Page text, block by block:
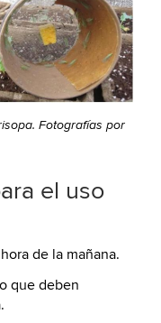
Fotografías por
el uso
de la mañana.
que deben